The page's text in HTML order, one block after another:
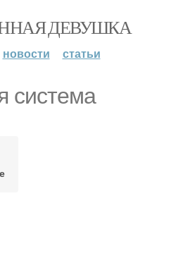
ДЕВУШКА
новости статьи
система